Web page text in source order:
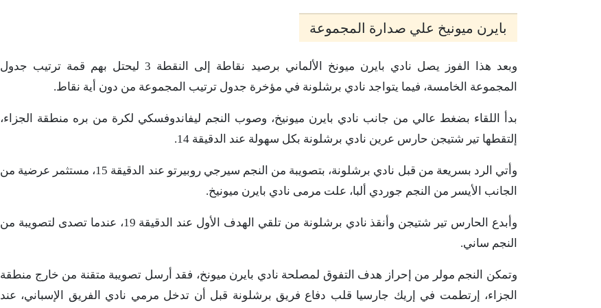
بايرن ميونيخ علي صدارة المجموعة
وبعد هذا الفوز يصل نادي بايرن ميونخ الألماني برصيد نقاطة إلى النقطة 3 ليحتل بهم قمة ترتيب جدول
المجموعة الخامسة، فيما يتواجد نادي برشلونة في مؤخرة جدول ترتيب المجموعة من دون أية نقاط.
بدأ اللقاء بضغط عالي من جانب نادي بايرن ميونيخ، وصوب النجم ليفاندوفسكي لكرة من بره منطقة الجزاء،
إلتقطها تير شتيجن حارس عرين نادي برشلونة بكل سهولة عند الدقيقة 14.
وأتي الرد بسريعة من قبل نادي برشلونة، بتصويبة من النجم سيرجي روبيرتو عند الدقيقة 15، مستثمر عرضية من
الجانب الأيسر من النجم جوردي ألبا، علت مرمى نادي بايرن ميونيخ.
وأبدع الحارس تير شتيجن وأنقذ نادي برشلونة من تلقي الهدف الأول عند الدقيقة 19، عندما تصدى لتصويبة من
النجم ساني.
وتمكن النجم مولر من إحراز هدف التفوق لمصلحة نادي بايرن ميونخ، فقد أرسل تصويبة متقنة من خارج منطقة
الجزاء، إرتطمت في إريك جارسيا قلب دفاع فريق برشلونة قبل أن تدخل مرمي نادي الفريق الإسباني، عند